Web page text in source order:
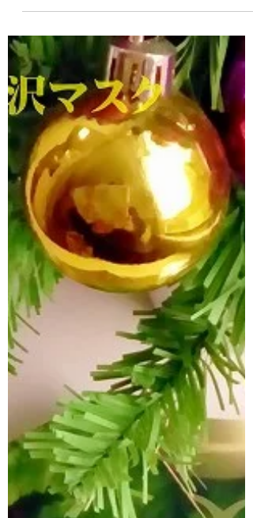
な庭。 謎めいた静寂に包まれながらも 幸
たび解き放たれれば、生命力が溢れだ
し、 思いがけない奇跡が訪れる。 花園へ
の特別なカギはあなた自身。...